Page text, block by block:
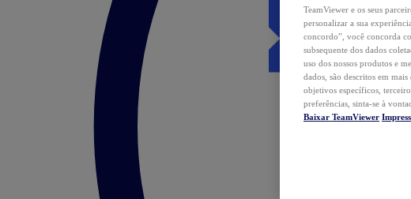
TeamViewer e os seus
personalizar a sua
concordo”, você concorda
subsequente dos dados
uso dos nossos produtos e
dados, são descritos em mais
objetivos específicos,
preferências, sinta-se à
Baixar TeamViewer